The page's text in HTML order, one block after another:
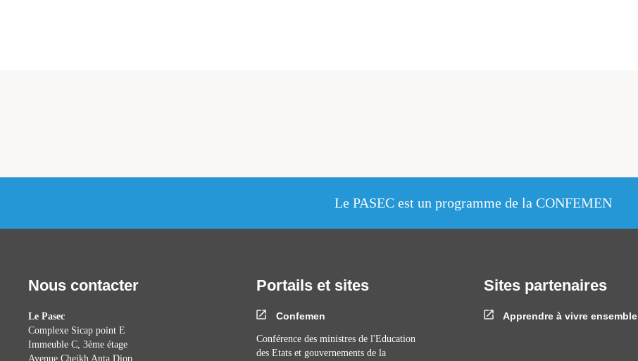
Le PASEC est un programme de la CONFEMEN
Nous contacter
Le Pasec
Complexe Sicap point E
Immeuble C, 3ème étage
Avenue Cheikh Anta Diop
Portails et sites
Confemen
Conférence des ministres de l'Education
des Etats et gouvernements de la
Sites partenaires
Apprendre à vivre ensemble